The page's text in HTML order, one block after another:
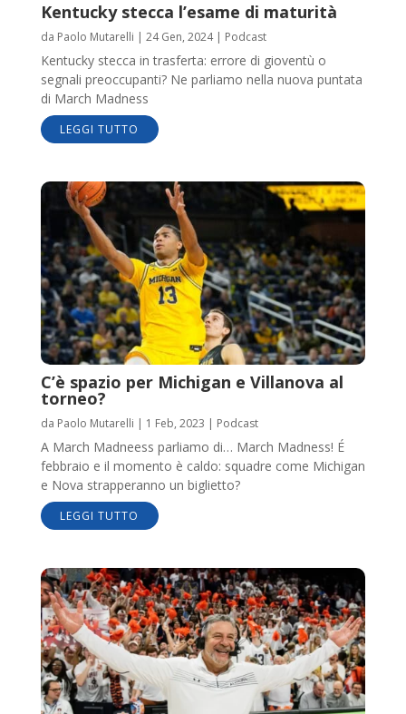
Kentucky stecca l’esame di maturità
da Paolo Mutarelli | 24 Gen, 2024| Podcast
Kentucky stecca in trasferta: errore di gioventù o
segnali preoccupanti? Ne parliamo nella nuova puntata
di March Madness
LEGGI TUTTO
C’è spazio per Michigan e Villanova al
torneo?
da Paolo Mutarelli | 1 Feb, 2023 | Podcast
A March Madneess parliamo di… March Madness! É
febbraio e il momento è caldo: squadre come Michigan
e Nova strapperanno un biglietto?
LEGGI TUTTO